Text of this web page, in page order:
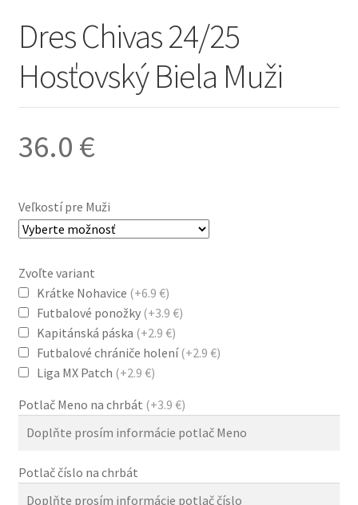
Dres Chivas 24/25
Hosťovský Biela Muži
36.0 €
Veľkostí pre Muži
Zvoľte variant
Krátke Nohavice (+6.9 €)
Futbalové ponožky (+3.9 €)
Kapitánská páska (+2.9 €)
Futbalové chrániče holení(+2.9 €)
Liga MX Patch (+2.9 €)
Potlač Meno na chrbát (+3.9 €)
Potlač číslo na chrbát